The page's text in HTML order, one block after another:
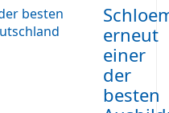
erneut
einer
der
besten